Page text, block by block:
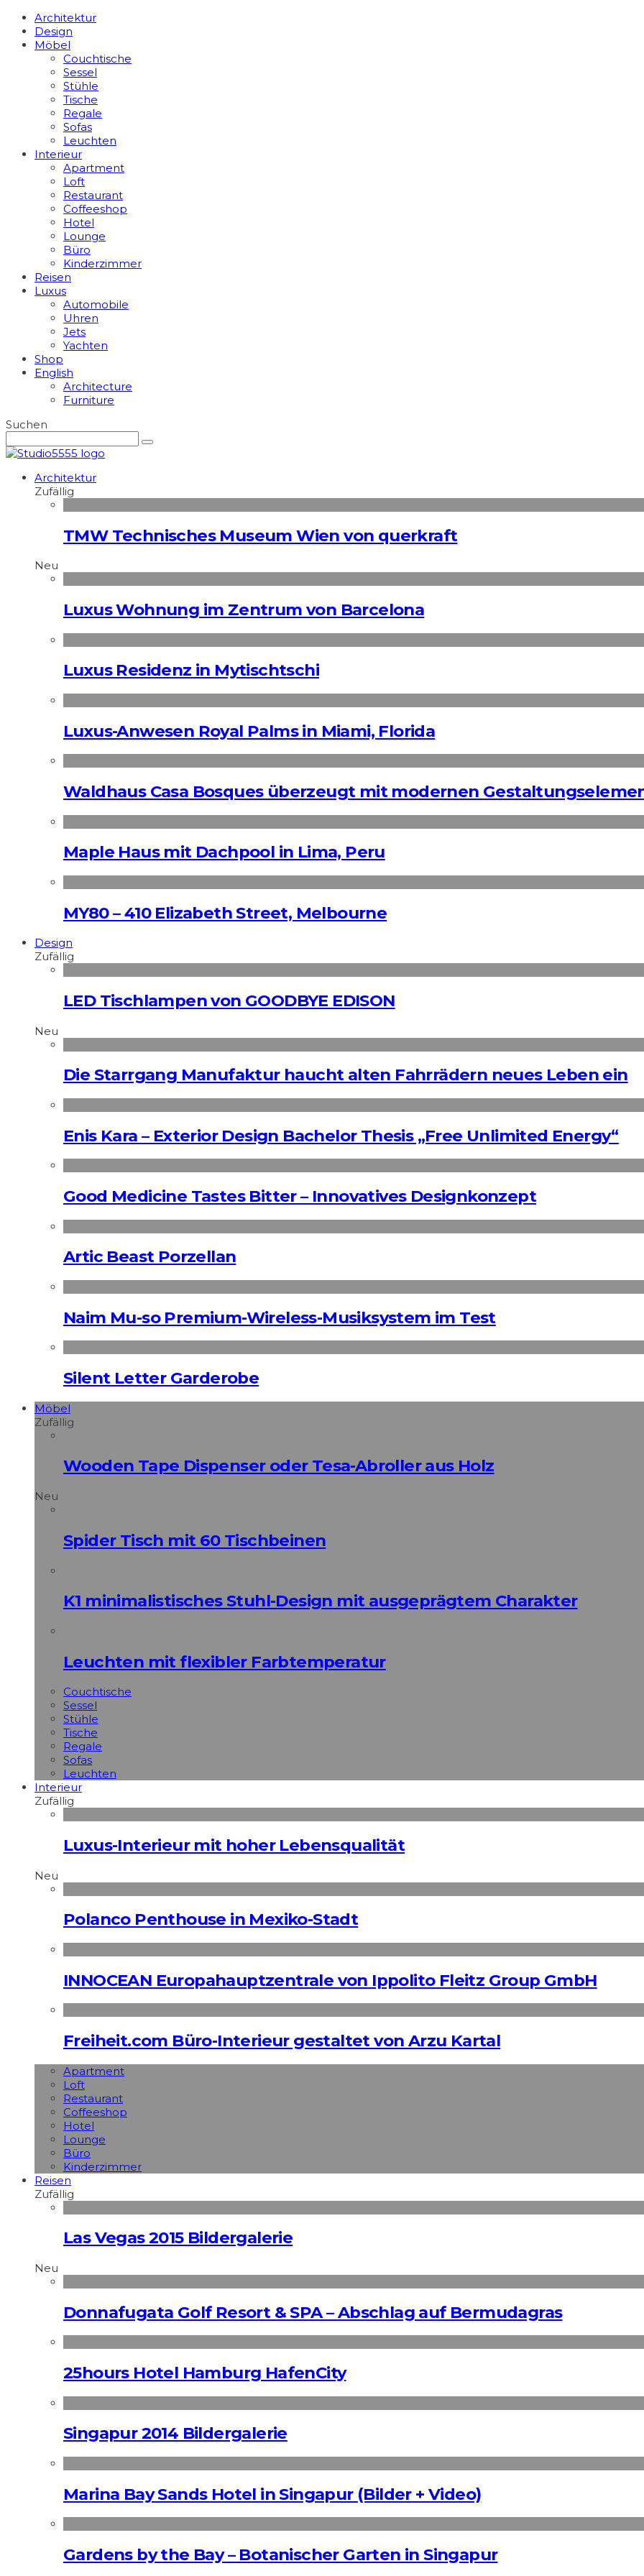
Architektur
Design
Möbel
Couchtische
Sessel
Stühle
Tische
Regale
Sofas
Leuchten
Interieur
Apart­ment
Loft
Restaurant
Coffeeshop
Hotel
Lounge
Büro
Kinderzimmer
Reisen
Luxus
Automobile
Uhren
Jets
Yachten
Shop
English
Architecture
Furniture
Suchen
Architektur
Zufällig
TMW Technisches Museum Wien von querkraft
Neu
Luxus Wohnung im Zentrum von Barcelona
Luxus Residenz in Mytischtschi
Luxus-Anwesen Royal Palms in Miami, Florida
Waldhaus Casa Bosques überzeugt mit modernen
Maple Haus mit Dachpool in Lima, Peru
MY80 – 410 Elizabeth Street, Melbourne
Design
Zufällig
LED Tischlampen von GOODBYE EDISON
Neu
Die Starrgang Manufaktur haucht alten Fahrrädern neues Leben ein
Enis Kara – Exterior Design Bachelor Thesis „Free Unlimited Energy“
Good Medicine Tastes Bitter – Innovatives Designkonzept
Artic Beast Porzellan
Naim Mu-so Premium-Wireless-Musiksystem im Test
Silent Letter Garderobe
Möbel
Zufällig
Wooden Tape Dispenser oder Tesa-Abroller aus Holz
Neu
Spider Tisch mit 60 Tischbeinen
K1 minimalistisches Stuhl-Design mit ausgeprägtem Charakter
Leuchten mit flexibler Farbtemperatur
Couchtische
Sessel
Stühle
Tische
Regale
Sofas
Leuchten
Interieur
Zufällig
Luxus-Interieur mit hoher Lebensqualität
Neu
Polanco Penthouse in Mexiko-Stadt
INNOCEAN Europahauptzentrale von Ippolito Fleitz Group GmbH
Freiheit.com Büro-Interieur gestaltet von Arzu Kartal
Apart­ment
Loft
Restaurant
Coffeeshop
Hotel
Lounge
Büro
Kinderzimmer
Reisen
Zufällig
Las Vegas 2015 Bildergalerie
Neu
Donnafugata Golf Resort & SPA – Abschlag auf Bermudagras
25hours Hotel Hamburg HafenCity
Singapur 2014 Bildergalerie
Marina Bay Sands Hotel in Singapur (Bilder + Video)
Gardens by the Bay – Botanischer Garten in Singapur